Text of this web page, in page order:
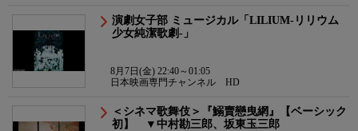
演劇女子部 ミュージカル「LILIUM-リリウム
少女純潔歌劇-」
8月7日(金) 22:40～01:05
日本映画専門チャンネル HD
＜シネマ歌舞伎＞『鰯賣戀曳網』【ベーシック
初】 ▼中村勘三郎、坂東玉三郎